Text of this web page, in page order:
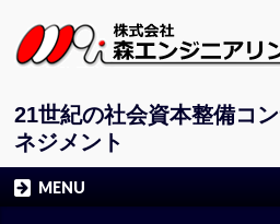
21世紀の社会資本整備コ
ネジメント
MENU